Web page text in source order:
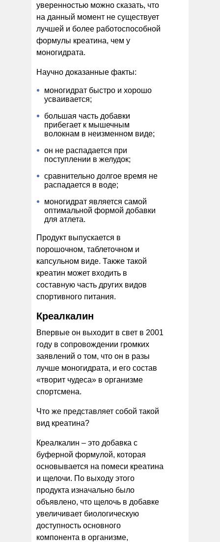
уверенностью можно сказать, что
на данный момент не существует
лучшей и более работоспособной
формулы креатина, чем у
моногидрата.
Научно доказанные факты:
моногидрат быстро и хорошо
усваивается;
большая часть добавки
прибегает к мышечным
волокнам в неизменном виде;
он не распадается при
поступлении в желудок;
сравнительно долгое время не
распадается в воде;
моногидрат является самой
оптимальной формой добавки
для атлета.
Продукт выпускается в
порошочном, таблеточном и
капсульном виде. Также такой
креатин может входить в
составную часть других видов
спортивного питания.
Креалкалин
Впервые он выходит в свет в 2001
году в сопровождении громких
заявлений о том, что он в разы
лучше моногидрата, и его состав
«творит чудеса» в организме
спортсмена.
Что же представляет собой такой
вид креатина?
Креалкалин – это добавка с
буферной формулой, которая
основывается на помеси креатина
и щелочи. По выходу этого
продукта изначально было
объявлено, что щелочь в добавке
увеличивает биологическую
доступность основного
компонента в организме,